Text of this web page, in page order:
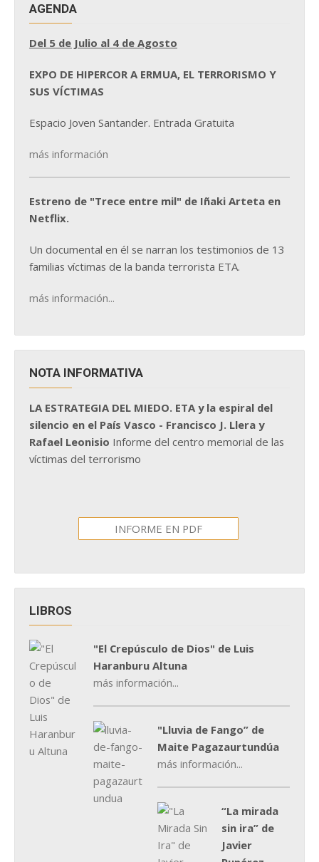
AGENDA
Del 5 de Julio al 4 de Agosto
EXPO DE HIPERCOR A ERMUA, EL TERRORISMO Y
SUS VÍCTIMAS
Espacio Joven Santander. Entrada Gratuita
más información
Estreno de "Trece entre mil" de Iñaki Arteta en
Netflix.
Un documental en él se narran los testimonios de 13
familias víctimas de la banda terrorista ETA.
más información...
NOTA INFORMATIVA
LA ESTRATEGIA DEL MIEDO. ETA y la espiral del
silencio en el País Vasco - Francisco J. Llera y
Rafael Leonisio Informe del centro memorial de las
víctimas del terrorismo
INFORME EN PDF
LIBROS
"El Crepúsculo de Dios" de Luis
Haranburu Altuna
más información...
"Lluvia de Fango” de
Maite Pagazaurtundúa
más información...
“La mirada
sin ira” de
Javier